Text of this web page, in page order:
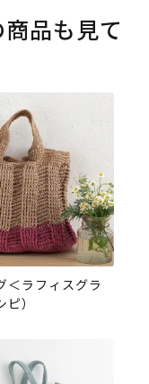
品も見て
＜ラフィスグラ
）